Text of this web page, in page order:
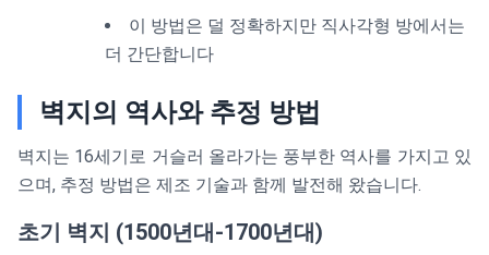
이 방법은 덜 정확하지만 직사각형 방에서는
더 간단합니다
벽지의 역사와 추정 방법
벽지는 16세기로 거슬러 올라가는 풍부한 역사를 가지고 있
으며, 추정 방법은 제조 기술과 함께 발전해 왔습니다.
초기 벽지 (1500년대-1700년대)